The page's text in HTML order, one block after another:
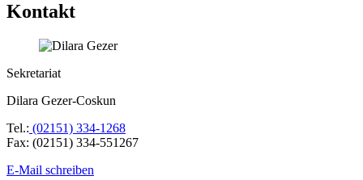
Kontakt
Sekretariat
Dilara Gezer-Coskun
Tel.: (02151) 334-1268
Fax: (02151) 334-551267
E-Mail schreiben